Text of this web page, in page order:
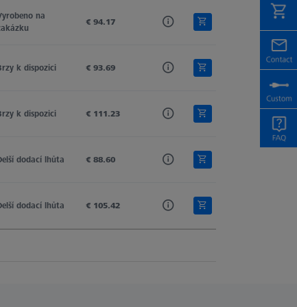
na
€ 94.17
k dispozici € 93.69
k dispozici € 111.23
dodací lhůta € 88.60
dodací lhůta € 105.42